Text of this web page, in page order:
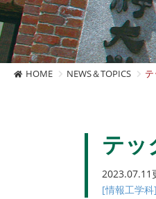
HOME NEWS＆TOPICS
テッ
2023.07.11
[情報工学科]